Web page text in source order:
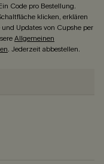
Code pro Bestellung.
klicken, erklären
Updates von Cupshe per
Allgemeinen
. Jederzeit abbestellen.